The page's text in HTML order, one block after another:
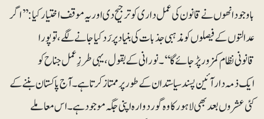
باوجود انھوں نے قانون کی عمل داری کو ترجیح دی اور یہ موقف اختیار کیا: ’’اگر
عدالتوں کے فیصلوں کو مذہبی جذبات کی بنیاد پر رَد کیا جانے لگے، تو پورا
قانونی نظام کمزور پڑ جائے گا‘‘۔نورانی کے بقول، یہی طرزِ عمل جناح کو
ایک ذمہ دار آئین پسند سیاستدان کے طور پر ممتاز کرتا ہے۔آج پاکستان بننے کے
کئی عشروں بعد بھی لاہور کا وہ گوردوارہ اپنی جگہ موجود ہے۔ اس معاملے